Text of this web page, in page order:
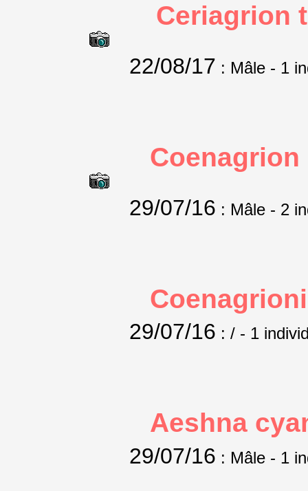
Ceriagrion
22/08/17 : Mâle - 1
Coenagrion
29/07/16 : Mâle - 2
29/07/16 : / - 1
Aeshna
29/07/16 : Mâle - 1